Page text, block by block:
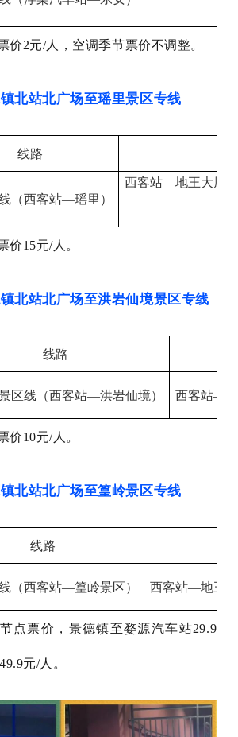
价2元/人，空调季节票价不调整。
镇北站北广场至瑶里景区专线
线路
（西客站—瑶里 ）
西客站—地王大厦
价15元/人。
镇北站北广场至洪岩仙境景区专线
线路
区线（西客站—洪岩仙境） 西客站—
价10元/人。
镇北站北广场至篁岭景区专线
线路
（西客站—篁岭景区） 西客站—地王
点票价，景德镇至婺源汽车站29.9
元/人。